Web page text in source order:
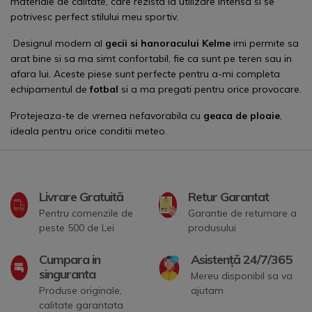
potrivesc perfect stilului meu sportiv.
Designul modern al gecii si hanoracului Kelme imi permite sa
arat bine si sa ma simt confortabil, fie ca sunt pe teren sau in
afara lui. Aceste piese sunt perfecte pentru a-mi completa
echipamentul defotbal si a ma pregati pentru orice provocare.
Protejeaza-te de vremea nefavorabila cu geaca de ploaie,
ideala pentru orice conditii meteo.
Livrare Gratuită
Pentru comenzile de
peste 500 de Lei
Retur Garantat
Garantie de returnare a
produsului
Cumpara in
singuranta
Produse originale,
calitate garantata
Asistență 24/7/365
Mereu disponibil sa va
ajutam